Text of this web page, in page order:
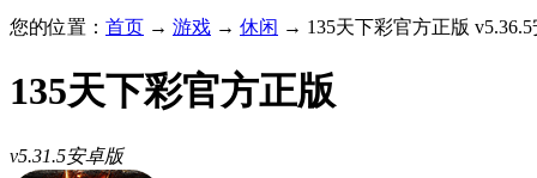
您的位置： 首页 → 游戏 → 休闲 → 135天下彩官方正版
135天下彩官方正版
v5.31.5安卓版